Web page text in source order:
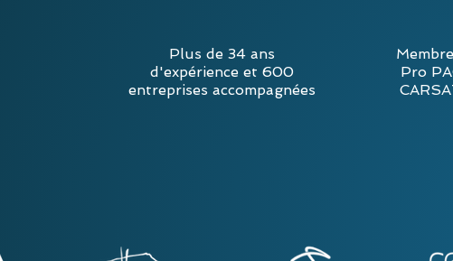
Plus de 34 ans
d'expérience et 600
entreprises accompagnées
Pro